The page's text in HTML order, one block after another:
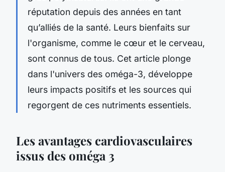
réputation depuis des années en tant
qu’alliés de la santé. Leurs bienfaits sur
l'organisme, comme le cœur et le cerveau,
sont connus de tous. Cet article plonge
dans l'univers des oméga-3, développe
leurs impacts positifs et les sources qui
regorgent de ces nutriments essentiels.
Les avantages cardiovasculaires
issus des oméga 3